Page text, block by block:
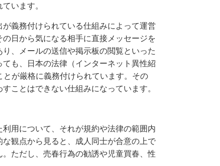
います。
義務付けられている仕組みによって運営
日から気になる相手に直接メッセージを
、メールの送信や掲示板の閲覧といった
も、日本の法律（インターネット異性紹
が厳格に義務付けられています。その
ことはできない仕組みになっています。
用について、それが規約や法律の範囲内
観点から見ると、成人同士が合意の上で
ただし、売春行為の勧誘や児童買春、性